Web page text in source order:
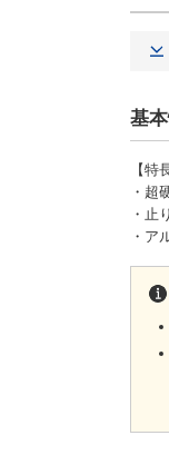
基
【特
・超
・止
・ア